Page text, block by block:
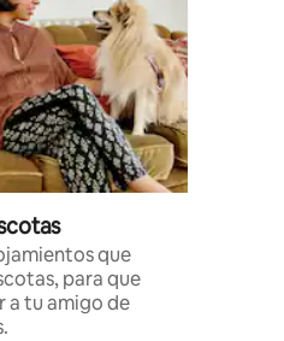
que
para que
a tu amigo de